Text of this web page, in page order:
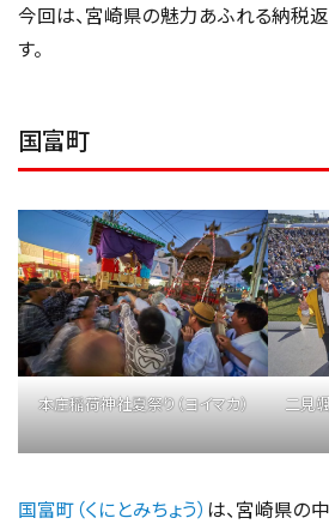
今回は、宮崎県の魅力あふれる納税
す。
国富町
本庄稲荷神社夏祭り（ヨイマカ）
二見
国富町（くにとみちょう） は、宮崎県の